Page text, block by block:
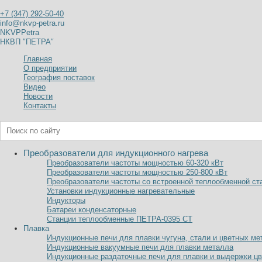
+7 (347) 292-50-40
info@nkvp-petra.ru
NKVPPetra
НКВП ″ПЕТРА″
Главная
О предприятии
География поставок
Видео
Новости
Контакты
Преобразователи для индукционного нагрева
Преобразователи частоты мощностью 60-320 кВт
Преобразователи частоты мощностью 250-800 кВт
Преобразователи частоты со встроенной теплообменной
Установки индукционные нагревательные
Индукторы
Батареи конденсаторные
Станции теплообменные ПЕТРА-0395 СТ
Плавка
Индукционные печи для плавки чугуна, стали и цветных
Индукционные вакуумные печи для плавки металла
Индукционные раздаточные печи для плавки и выдержки